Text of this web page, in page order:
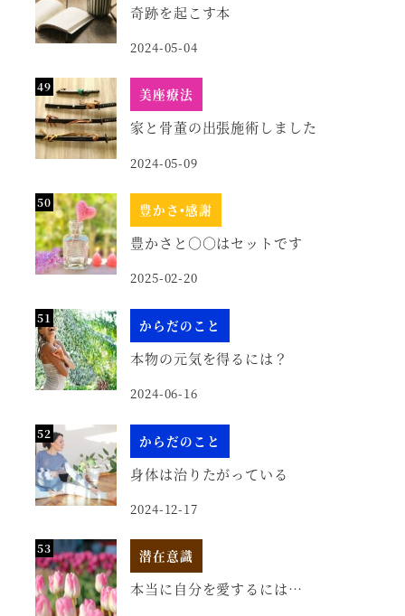
奇跡を起こす本
2024-05-04
美座療法
家と骨董の出張施術しました
2024-05-09
豊かさ•感謝
豊かさと○○はセットです
2025-02-20
からだのこと
本物の元気を得るには？
2024-06-16
からだのこと
身体は治りたがっている
2024-12-17
潜在意識
本当に自分を愛するには…